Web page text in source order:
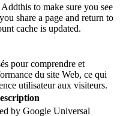
to make sure you see
share a page and return to
cache is updated.
pour comprendre et
du site Web, ce qui
utilisateur aux visiteurs.
by Google Universal